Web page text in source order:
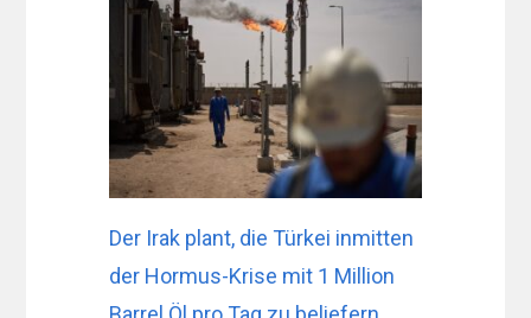
Der Irak plant, die Türkei inmitten
der Hormus-Krise mit 1 Million